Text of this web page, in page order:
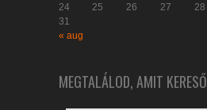
24
25 26 27 28
31
« aug
MEGTALÁLOD, AMIT KERESŐ